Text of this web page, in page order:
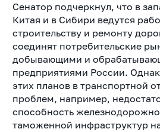
Сенатор подчеркнул, что в
Китая и в Сибири ведутся
строительству и ремонту
соединят потребительские
добывающими и
предприятиями России.
этих планов в транспортной
проблем, например,
способность
таможенной инфраструктур